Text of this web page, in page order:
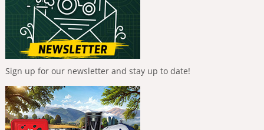
Sign up for our newsletter and stay up to date!